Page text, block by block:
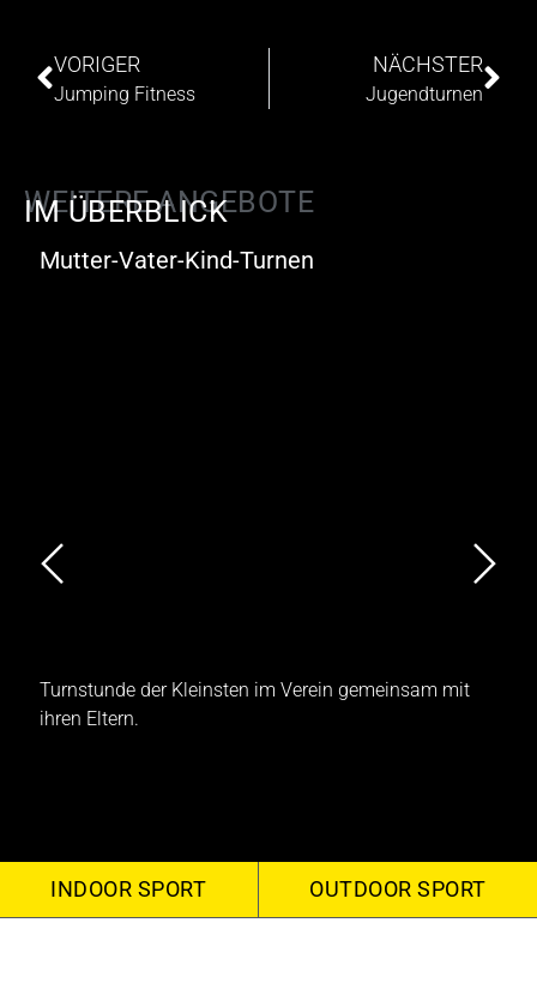
VORIGER
Jumping Fitness
NÄCHSTER
Jugendturnen
WEITERE ANGEBOTE
IM ÜBERBLICK
Mutter-Vater-Kind-Turnen
Turnstunde der Kleinsten im Verein gemeinsam mit
ihren Eltern.
INDOOR SPORT OUTDOOR SPORT